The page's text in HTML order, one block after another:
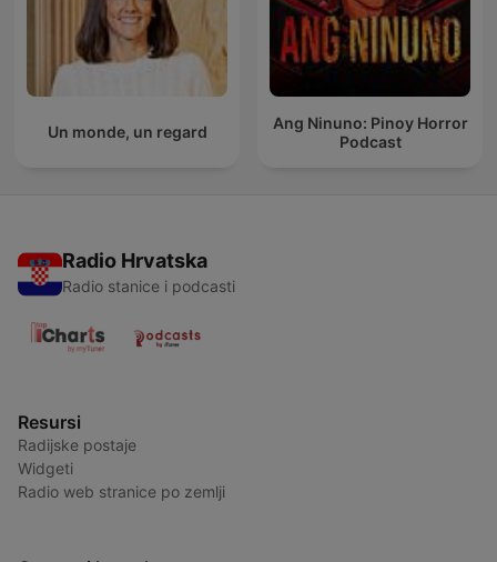
Un monde, un regard
Ang Ninuno: Pinoy Horror
Podcast
Radio Hrvatska
Radio stanice i podcasti
Resursi
Radijske postaje
Widgeti
Radio web stranice po zemlji